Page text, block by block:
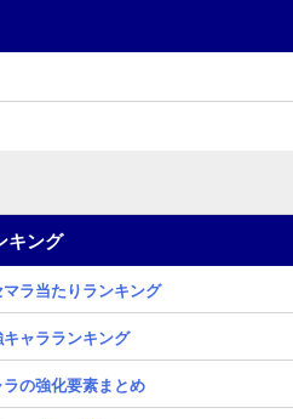
キング
マラ当たりランキング
ャラランキング
ラの強化要素まとめ